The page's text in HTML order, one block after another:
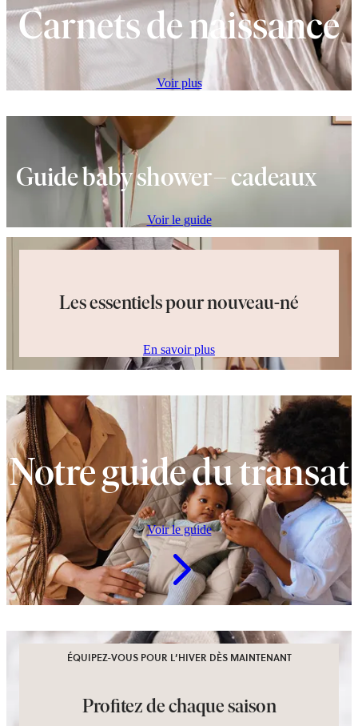
Carnets de naissance
Voir plus
Guide baby shower – cadeaux
Voir le guide
Les essentiels pour nouveau-né
En savoir plus
Notre guide du transat
Voir le guide
Profitez de chaque saison
ÉQUIPEZ-VOUS POUR L’HIVER DÈS MAINTENANT